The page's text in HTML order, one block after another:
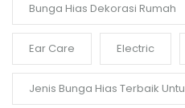
Bunga Hias Dekorasi Rumah
Ear Care Electric
Jenis Bunga Hias Terbaik